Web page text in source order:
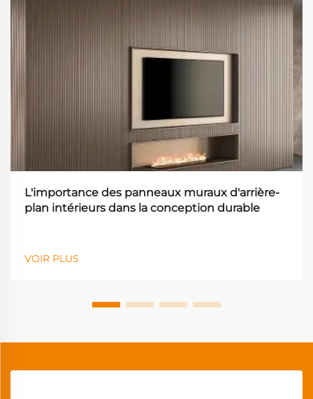
L'importance des panneaux muraux d'arrière-
plan intérieurs dans la conception durable
VOIR PLUS